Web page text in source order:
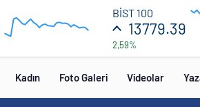
12:00 16:00
BİST 100
13779.39
2,59%
Kadın Foto Galeri Videolar